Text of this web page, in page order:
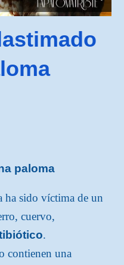
paloma
ha sido víctima de un
cuervo,
.
contienen una